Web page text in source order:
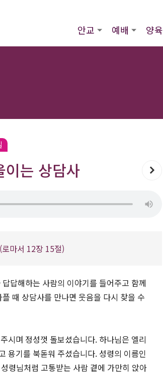
안교 예배 양육
이는 상담사
마서 12장 15절)
답해하는 사람의 이야기를 들어주고 함께
때 상담사를 만나면 웃음을 다시 찾을 수
시며 정성껏 돌보셨습니다. 하나님은 엘리
용기를 북돋워 주셨습니다. 성령의 이름인
령님처럼 고통받는 사람 곁에 가만히 앉아